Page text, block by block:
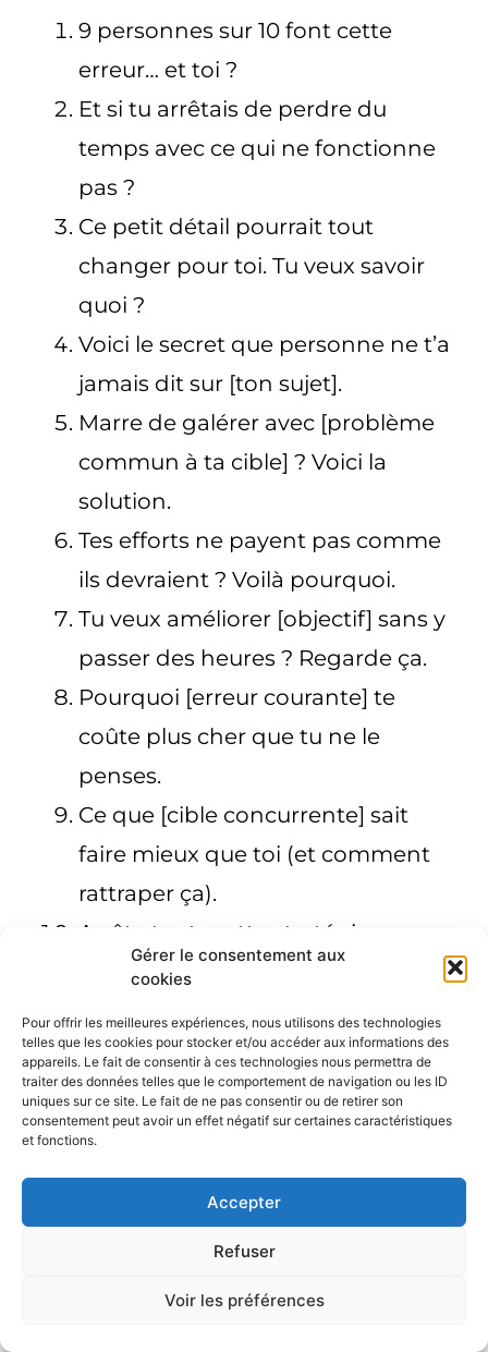
Gérer le consentement aux
cookies
Pour offrir les meilleures expériences, nous utilisons des technologies
telles que les cookies pour stocker et/ou accéder aux informations des
appareils. Le fait de consentir à ces technologies nous permettra de
traiter des données telles que le comportement de navigation ou les ID
uniques sur ce site. Le fait de ne pas consentir ou de retirer son
consentement peut avoir un effet négatif sur certaines caractéristiques
et fonctions.
Accepter
Refuser
Voir les préférences
9 personnes sur 10 font cette
erreur… et toi ?
Et si tu arrêtais de perdre du
temps avec ce qui ne fonctionne
pas ?
Ce petit détail pourrait tout
changer pour toi. Tu veux savoir
quoi ?
Voici le secret que personne ne t’a
jamais dit sur [ton sujet].
Marre de galérer avec [problème
commun à ta cible] ? Voici la
solution.
Tes efforts ne payent pas comme
ils devraient ? Voilà pourquoi.
Tu veux améliorer [objectif] sans y
passer des heures ? Regarde ça.
Pourquoi [erreur courante] te
coûte plus cher que tu ne le
penses.
Ce que [cible concurrente] sait
faire mieux que toi (et comment
rattraper ça).
Arrête tout : cette stratégie
fonctionne encore en 2025, mais
peu de gens la connaissent.
Astuce spécifique :
Pense au problème clé ou à l’objectif
principal de ton audience. Ton
accroche doit résonner avec leurs
aspirations et les inciter à faire le
premier pas vers une solution. Sois
clair et direct, en restant aligné avec